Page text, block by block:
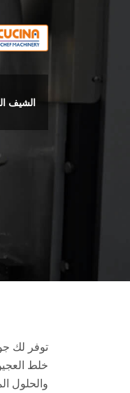
الشيف
توفر لك
والحلول